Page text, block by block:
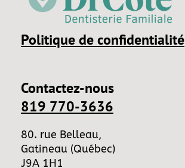
Politique de confidentialité
Contactez-nous
819 770-3636
80. rue Belleau,
Gatineau (Québec)
J9A 1H1